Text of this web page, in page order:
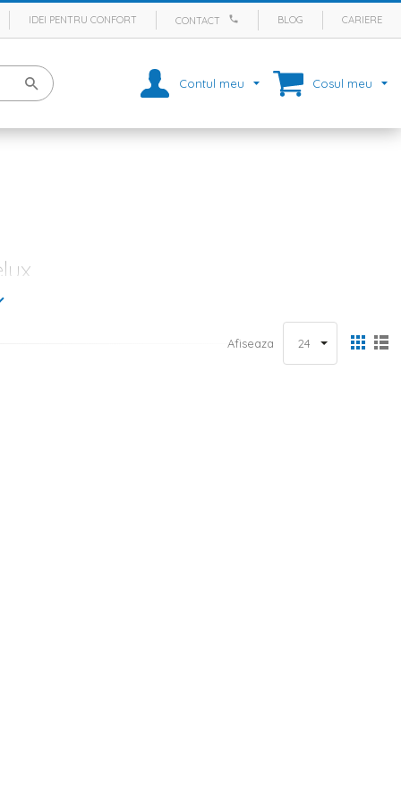
IDEI PENTRU CONFORT CONTACT BLOG CARIERE
Contul meu Cosul meu
bucuri de o baie calda. Din acest motiv, aceasta incapere este
cotidian si iti faci timp pentru tine. Iar daca ar fi sa facem o lista
listei.
ta, atunci ai ajuns in locul potrivit. La Homelux gasesti
cate unul din fiecare sau poti opta pentru seturile noastre
dar si pe un
cei de la Homelux, avem grija ca toate produsele noastre sa
prosoapele trebuie sa se potriveasca cu incaperea. De
cu un
Afiseaza